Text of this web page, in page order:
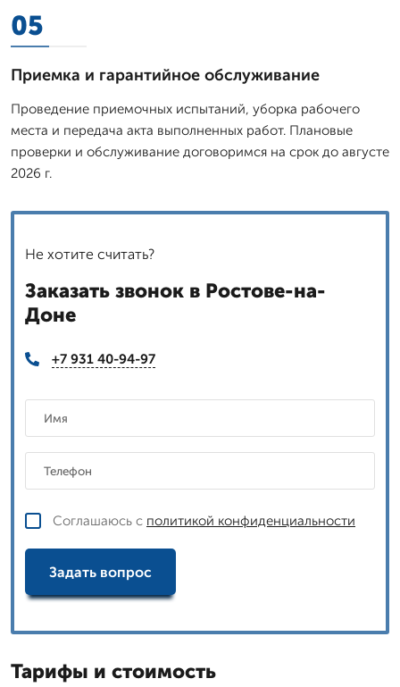
05
Приемка и гарантийное обслуживание
Проведение приемочных испытаний, уборка рабочего
места и передача акта выполненных работ. Плановые
проверки и обслуживание договоримся на срок до августе
2026 г.
Не хотите считать?
Заказать звонок в Ростове-на-
Доне
+7 931 40-94-97
Соглашаюсь с политикой конфиденциальности
Задать вопрос
Тарифы и стоимость